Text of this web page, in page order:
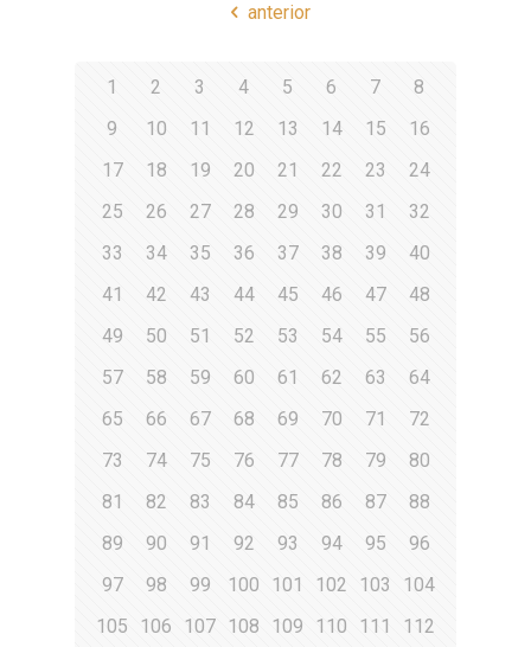
anterior
1 2 3 4 5 6 7
8
9
10 11 12 13 14 15
16
17
18 19 20 21 22 23
24
25
26 27 28 29 30 31
32
33
34 35 36 37 38 39
40
41
42 43 44 45 46 47
48
49
50 51 52 53 54 55
56
57
58 59 60 61 62 63
64
65
66 67 68 69 70 71
72
73
74 75 76 77 78 79
80
81
82 83 84 85 86 87
88
89
90 91 92 93 94 95
96
97
98 99 100 101 102 103
104
105
106 107 108 109 110 111
112